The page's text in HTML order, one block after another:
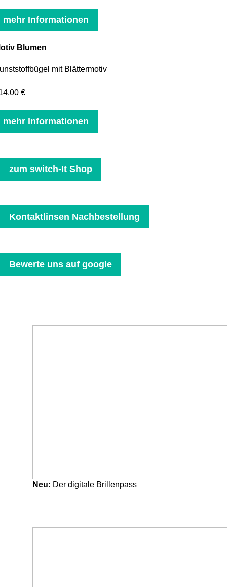
mehr Informationen
Blumen
mit Blättermotiv
€
mehr Informationen
zum switch-It Shop
Kontaktlinsen Nachbestellung
Bewerte uns auf google
Neu: Der digitale Brillenpass